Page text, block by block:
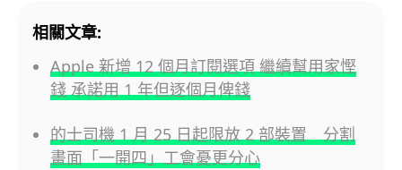
相關文章:
Apple 新增 12 個月訂閱選項 繼續幫用家慳
錢 承諾用 1 年但逐個月俾錢
的士司機 1 月 25 日起限放 2 部裝置 分割
畫面「一開四」工會憂更分心